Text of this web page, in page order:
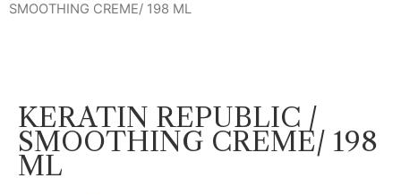
SMOOTHING CREME/ 198 ML
KERATIN REPUBLIC /
SMOOTHING CREME/ 198
ML